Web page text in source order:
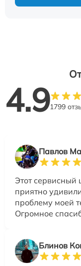
4.91799
Павлов
Этот сервисный
приятно
проблему моей
Огромное
Блинов